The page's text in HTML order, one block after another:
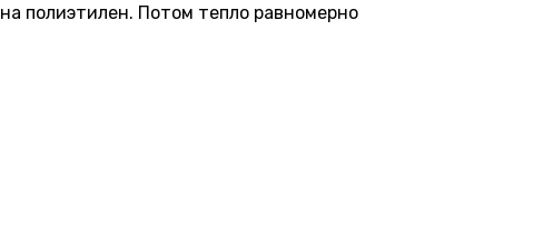
полиэтилен. Потом тепло равномерно